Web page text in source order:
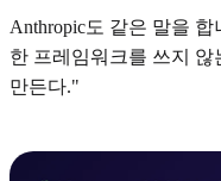
Anthropic도 같은 말을
한 프레임워크를 쓰지
만든다."